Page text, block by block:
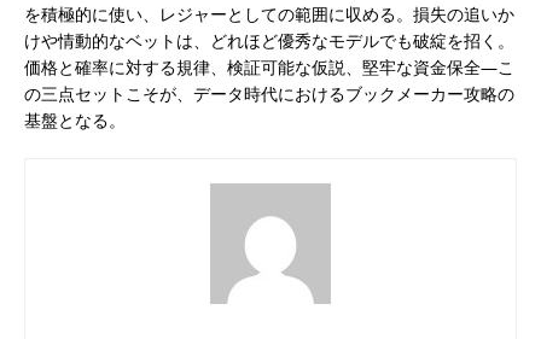
を積極的に使い、レジャーとしての範囲に収める。損失の追いか
けや情動的なベットは、どれほど優秀なモデルでも破綻を招く。
価格と確率に対する規律、検証可能な仮説、堅牢な資金保全—こ
の三点セットこそが、データ時代におけるブックメーカー攻略の
基盤となる。